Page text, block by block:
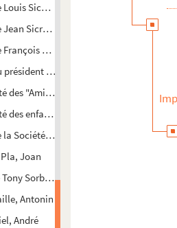
Sicard à Paul Albarel
Sicre à Paul Albarel
Sivade à Paul Albarel
président du Skating narbonnais à Paul
des "Amis des lettres"
des enfants de l'Aude
la Société des amis de Villefranche et du
Joan
Sorbier à Paul Albarel
Antonin
André